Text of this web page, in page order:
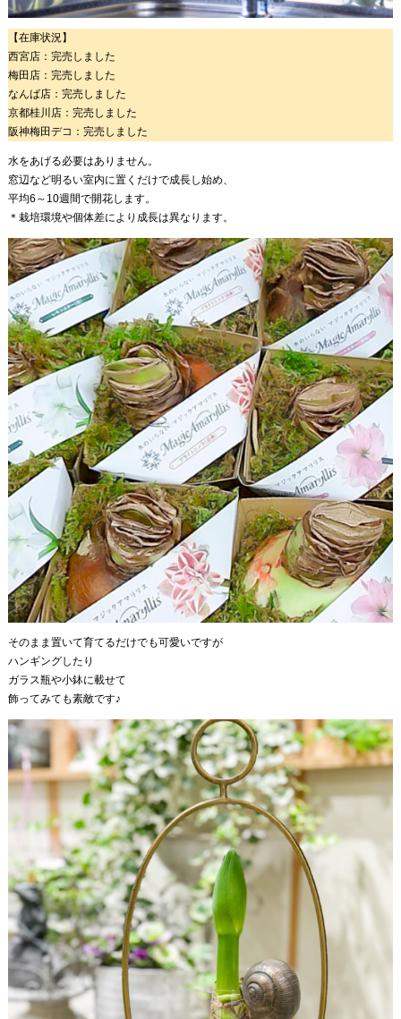
【在庫状況】
西宮店：完売しました
梅田店：完売しました
なんば店：完売しました
京都桂川店：完売しました
阪神梅田デコ：完売しました
水をあげる必要はありません。
窓辺など明るい室内に置くだけで成長し始め、
平均6～10週間で開花します。
＊栽培環境や個体差により成長は異なります。
そのまま置いて育てるだけでも可愛いですが
ハンギングしたり
ガラス瓶や小鉢に載せて
飾ってみても素敵です♪